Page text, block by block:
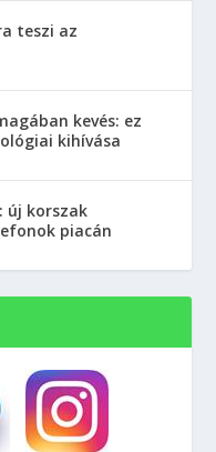
teszi az
kevés: ez
kihívása
új korszak
piacán